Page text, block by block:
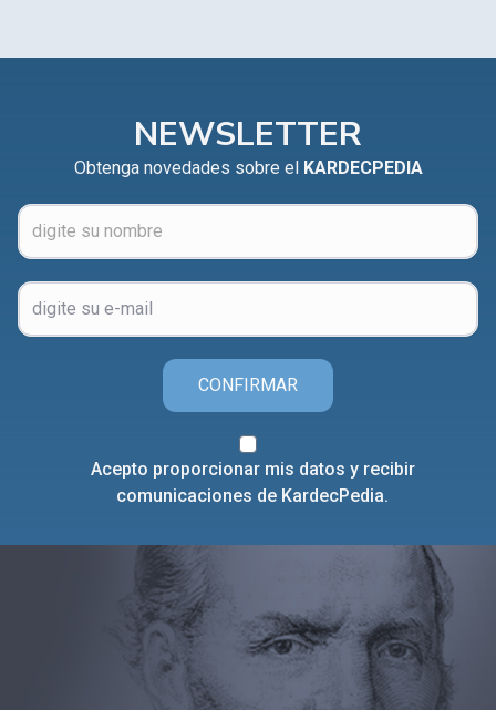
NEWSLETTER
Obtenga novedades sobre el KARDECPEDIA
CONFIRMAR
Acepto proporcionar mis datos y recibir
comunicaciones de KardecPedia.